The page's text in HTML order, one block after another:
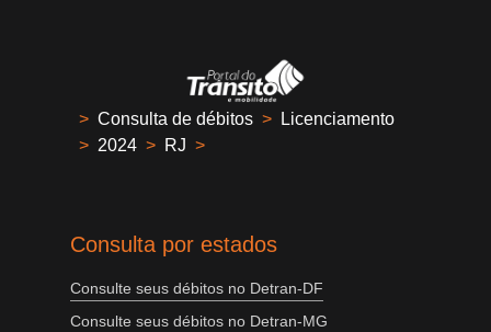
> Consulta de débitos >
Licenciamento
> 2024 > RJ >
Consulta por estados
Consulte seus débitos no Detran-DF
Consulte seus débitos no Detran-MG